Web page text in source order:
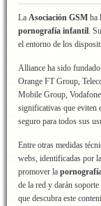
La Asociación GSM ha
pornografía infantil.
el entorno de los
Alliance ha sido
Orange FT Group,
Mobile Group,
significativas que eviten
seguro para todos sus
Entre otras medidas
webs, identificadas por
promover la
de la red y darán
que descubra este